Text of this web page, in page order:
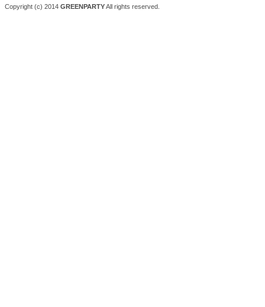
Copyright (c) 2014 GREENPARTYAll rights reserved.